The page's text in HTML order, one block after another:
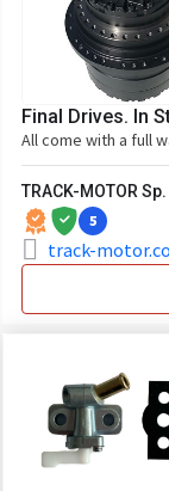
Final Drives. In
All come with a full
TRACK-MOTOR
5
track-